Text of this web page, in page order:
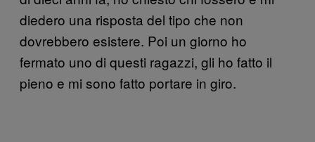
diedero una risposta del tipo che non
dovrebbero esistere. Poi un giorno ho
fermato uno di questi ragazzi, gli ho fatto il
pieno e mi sono fatto portare in giro.